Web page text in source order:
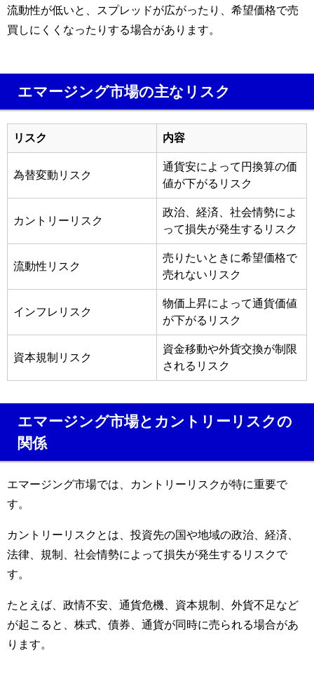
流動性が低いと、スプレッドが広がったり、希望価格で売
買しにくくなったりする場合があります。
エマージング市場の主なリスク
リスク 内容
為替変動リスク
通貨安によって円換算の価
値が下がるリスク
カントリーリスク
政治、経済、社会情勢によ
って損失が発生するリスク
流動性リスク
売りたいときに希望価格で
売れないリスク
インフレリスク
物価上昇によって通貨価値
が下がるリスク
資本規制リスク
資金移動や外貨交換が制限
されるリスク
エマージング市場とカントリーリスクの
関係
エマージング市場では、カントリーリスクが特に重要で
す。
カントリーリスクとは、投資先の国や地域の政治、経済、
法律、規制、社会情勢によって損失が発生するリスクで
す。
たとえば、政情不安、通貨危機、資本規制、外貨不足など
が起こると、株式、債券、通貨が同時に売られる場合があ
ります。